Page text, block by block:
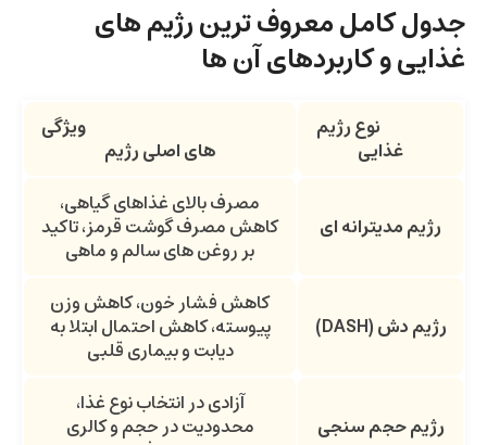
جدول کامل معروف‌ ترین رژیم‌ های
غذایی و کاربردهای آن ها
نوع رژیم
غذایی
ویژگی
های اصلی رژیم
رژیم مدیترانه ای
مصرف بالای غذاهای گیاهی،
کاهش مصرف گوشت قرمز، تاکید
بر روغن های سالم و ماهی
رژیم دش(DASH)
کاهش فشار خون، کاهش وزن
پیوسته، کاهش احتمال ابتلا به
دیابت و بیماری قلبی
رژیم حجم سنجی
آزادی در انتخاب نوع غذا،
محدودیت در حجم و کالری